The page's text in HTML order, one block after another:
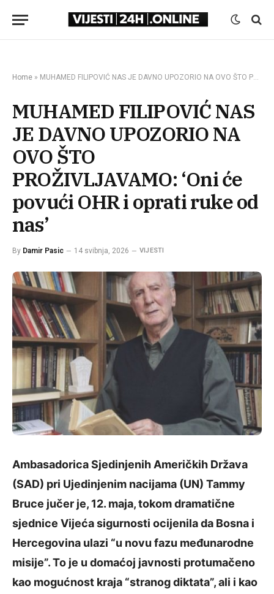
Home » MUHAMED FILIPOVIĆ NAS JE DAVNO UPOZORIO NA OVO ŠTO PROŽIVLJAVAMO: ‘Oni će povući OHR i oprati ruke od nas’
MUHAMED FILIPOVIĆ NAS
JE DAVNO UPOZORIO NA
OVO ŠTO
PROŽIVLJAVAMO: ‘Oni će
povući OHR i oprati ruke od
nas’
By Damir Pasic 14 svibnja, 2026 VIJESTI
Ambasadorica Sjedinjenih Američkih Država
(SAD) pri Ujedinjenim nacijama (UN) Tammy
Bruce jučer je, 12. maja, tokom dramatične
sjednice Vijeća sigurnosti ocijenila da Bosna i
Hercegovina ulazi “u novu fazu međunarodne
misije”. To je u domaćoj javnosti protumačeno
kao mogućnost kraja “stranog diktata”, ali i kao